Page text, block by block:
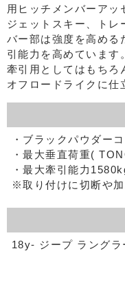
用ヒッチメンバーアッ
ジェットスキー、トレ
バー部は強度を高める
引能力を高めています。
牽引用としてはもちろ
オフロードライクに仕
・ブラックパウダー
・最大垂直荷重(
・最大牽引能力
※取り付けに切断や加
18y- ジープ ラングラ